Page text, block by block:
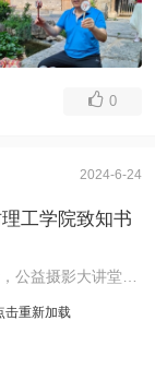
0
2024-6-24
工学院致知书
击重新加载